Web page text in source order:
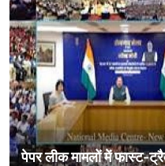
पेपर लीक मामलों में फास्ट-